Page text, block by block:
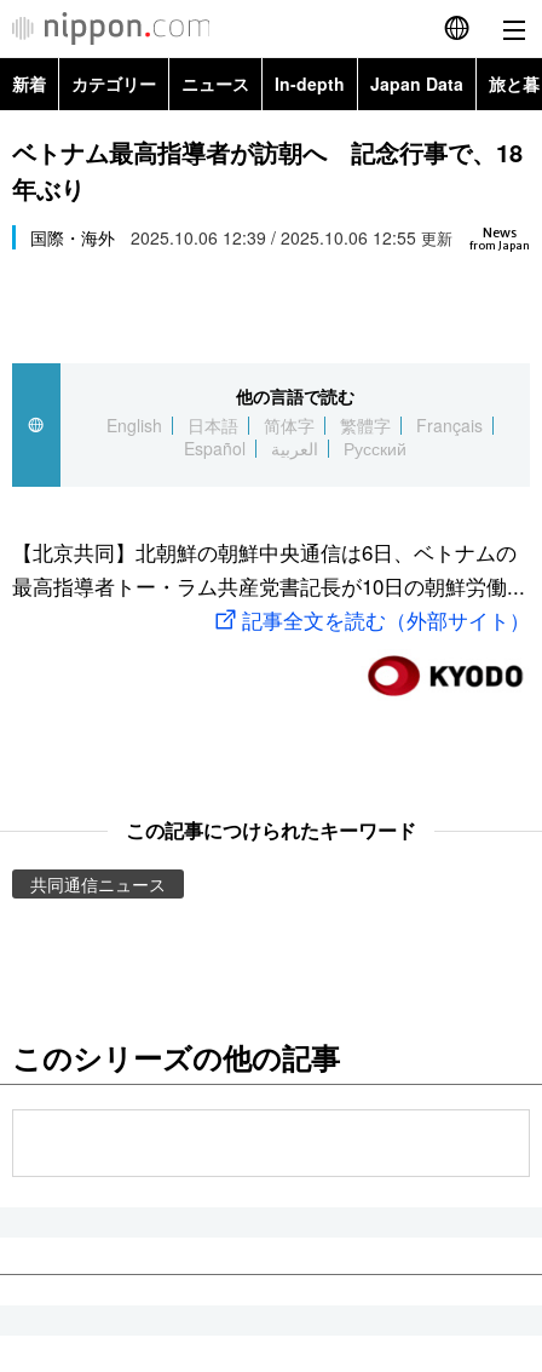
English
简体字
Русский
カテゴリー
経済・ビジネス
国際
文化
トップ
アーカイブ
In-depth
Japan Data
動画/Live
お知らせ
新着 カテゴリー ニュース In-depth Japan Data 旅と
政治・外交
経済・ビジネス
スポーツ・東京2020
Topics
ベトナム最高指導者が訪朝へ 記念行事で、18
年ぶり
News
from Japan
国際・海外 2025.10.06 12:39 / 2025.10.06 12:55 更新
他の言語で読む
English
日本語 简体字 繁體字
Français
Español
العربية Русский
【北京共同】北朝鮮の朝鮮中央通信は6日、ベトナムの
最高指導者トー・ラム共産党書記長が10日の朝鮮労働...
記事全文を読む（外部サイト）
この記事につけられたキーワード
共同通信ニュース
このシリーズの他の記事